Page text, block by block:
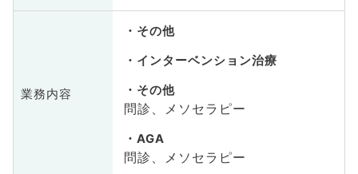
業務内容
その他
インターベンション治療
その他
問診、メソセラピー
AGA
問診、メソセラピー